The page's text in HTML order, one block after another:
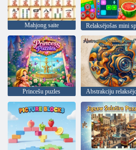
Mahjong saite
Princešu puzles